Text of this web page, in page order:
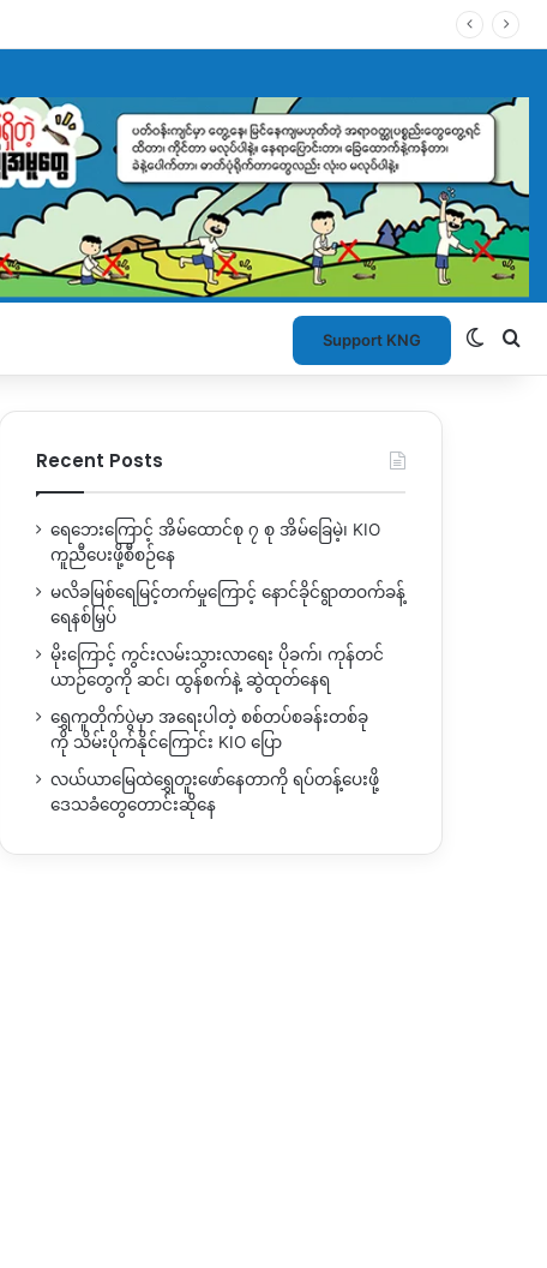
Support KNG
Recent Posts
ရေဘေးကြောင့် အိမ်ထောင်စု ၇ စု အိမ်ခြေမဲ့၊ KIO
ကူညီပေးဖို့စီစဉ်နေ
မလိခမြစ်ရေမြင့်တက်မှုကြောင့် နောင်ခိုင်ရွာတဝက်ခန့်
ရေနစ်မြှပ်
မိုးကြောင့် ကွင်းလမ်းသွားလာရေး ပိုခက်၊ ကုန်တင်
ယာဉ်တွေကို ဆင်၊ ထွန်စက်နဲ့ ဆွဲထုတ်နေရ
ရွှေကူတိုက်ပွဲမှာ အရေးပါတဲ့ စစ်တပ်စခန်းတစ်ခု
ကို သိမ်းပိုက်နိုင်ကြောင်း KIO ပြော
လယ်ယာမြေထဲရွှေတူးဖော်နေတာကို ရပ်တန့်ပေးဖို့
ဒေသခံတွေတောင်းဆိုနေ